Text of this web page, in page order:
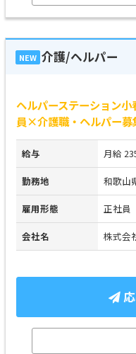
NEW 介護/ヘルパー
ヘルパーステーション
員×介護職・ヘルパー
給与 月給
勤務地 和歌山
雇用形態 正社員
会社名 株式会